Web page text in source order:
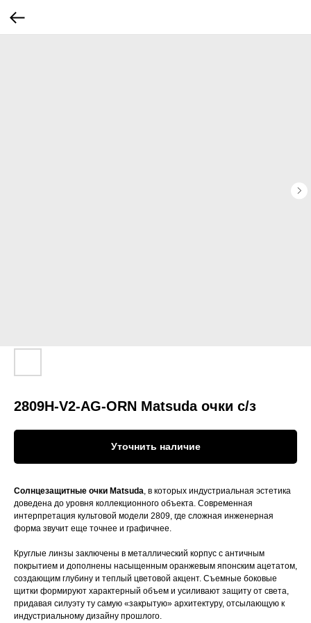
2809H-V2-AG-ORN Matsuda очки c/з
Уточнить наличие
Солнцезащитные очки Matsuda, в которых индустриальная эстетика
доведена до уровня коллекционного объекта. Современная
интерпретация культовой модели 2809, где сложная инженерная
форма звучит еще точнее и графичнее.
Круглые линзы заключены в металлический корпус с античным
покрытием и дополнены насыщенным оранжевым японским ацетатом,
создающим глубину и теплый цветовой акцент. Съемные боковые
щитки формируют характерный объем и усиливают защиту от света,
придавая силуэту ту самую «закрытую» архитектуру, отсылающую к
индустриальному дизайну прошлого.